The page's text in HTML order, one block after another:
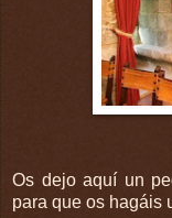
Os dejoaquí un
para que os hagáis